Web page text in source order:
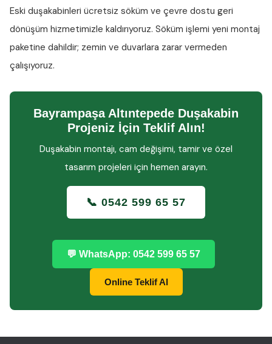
Eski duşakabinleri ücretsiz söküm ve çevre dostu geri
dönüşüm hizmetimizle kaldırıyoruz. Söküm işlemi yeni montaj
paketine dahildir; zemin ve duvarlara zarar vermeden
çalışıyoruz.
Bayrampaşa Altıntepede Duşakabin
Projeniz İçin Teklif Alın!
Duşakabin montajı, cam değişimi, tamir ve özel
tasarım projeleri için hemen arayın.
📞 0542 599 65 57
💬 WhatsApp: 0542 599 65 57
Online Teklif Al